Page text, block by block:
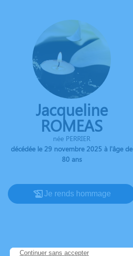
Jacqueline
ROMEAS
née PERRIER
décédée le 29 novembre 2025 à l'âge de
80 ans
Je rends hommage